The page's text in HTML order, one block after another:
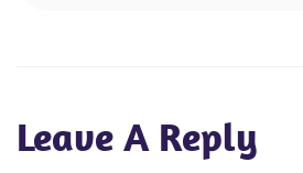
Leave A Reply